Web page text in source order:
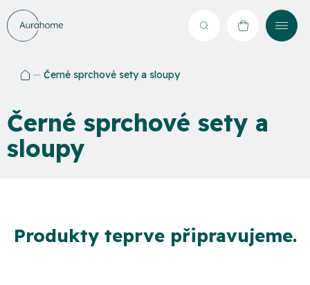
Přejít
na
obsah
Hledat NÁKUPNÍ
Černé sprchové sety a sloupy
Černé sprchové sety a
sloupy
Produkty teprve připravujeme.